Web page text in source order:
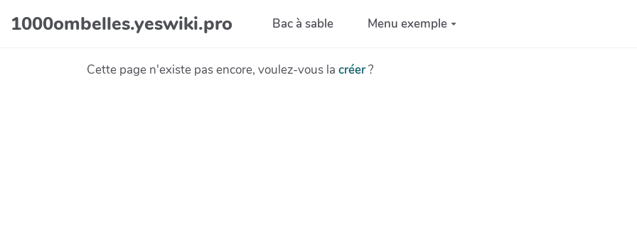
Aller au contenu principal
1000ombelles.yeswiki.pro Bac à sable Menu exemple
Cette page n'existe pas encore, voulez-vous la créer?